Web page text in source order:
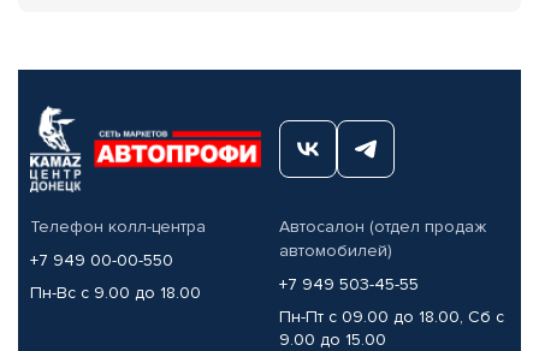
Телефон колл-центра
+7 949 00-00-550
Пн-Вс с 9.00 до 18.00
Автосалон (отдел продаж
автомобилей)
+7 949 503-45-55
Пн-Пт с 09.00 до 18.00, Сб с
9.00 до 15.00